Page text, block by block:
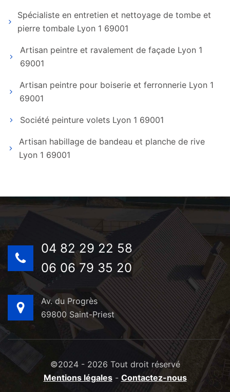
Spécialiste en entretien et nettoyage de tombe et
pierre tombale Lyon 1 69001
Artisan peintre et ravalement de façade Lyon 1
69001
Artisan peintre pour boiserie et ferronnerie Lyon 1
69001
Société peinture volets Lyon 1 69001
Artisan habillage de bandeau et planche de rive
Lyon 1 69001
04 82 29 22 58
06 06 79 35 20
Av. du Progrès
69800 Saint-Priest
©2024 - 2026 Tout droit réservé
Mentions légales- Contactez-nous